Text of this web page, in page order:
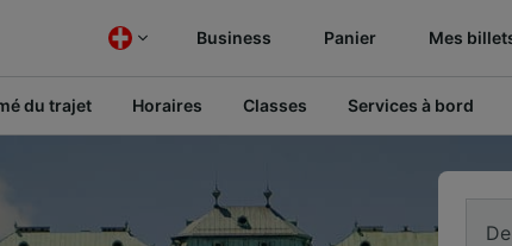
Business Panier Mes
du trajet Horaires Classes Services à bord
De